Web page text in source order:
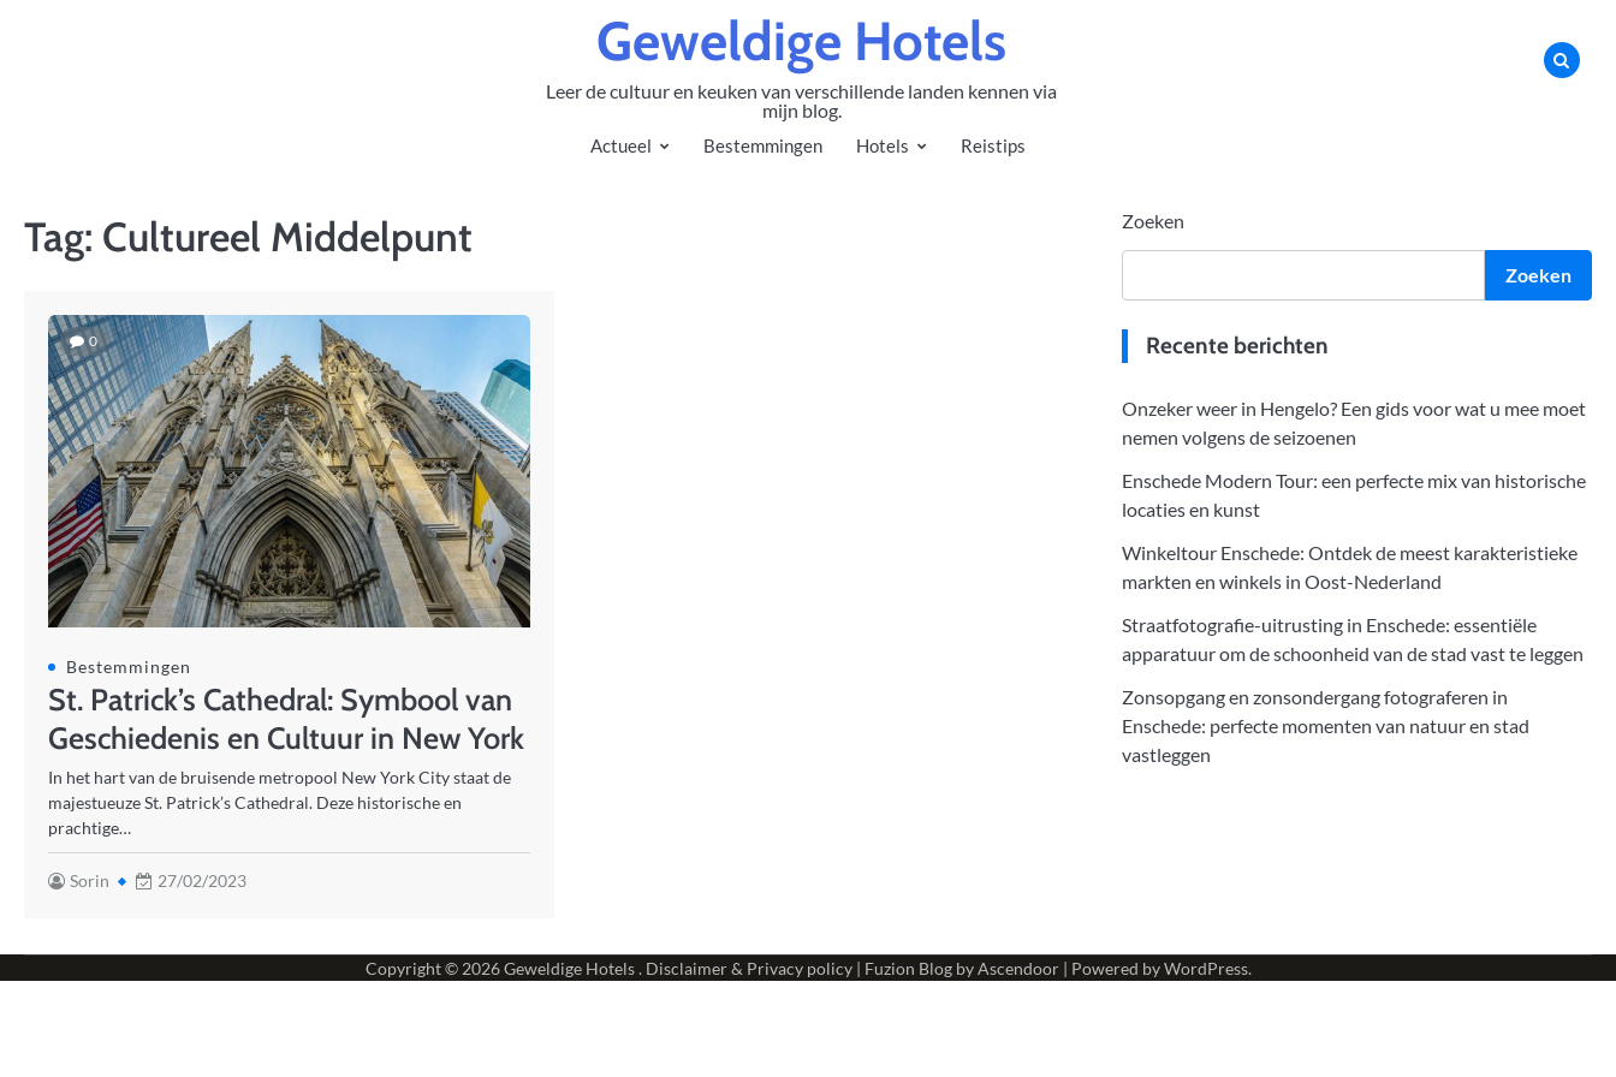
Geweldige Hotels
Leer de cultuur en keuken van verschillende landen kennen via
mijn blog.
Actueel Bestemmingen Hotels Reistips
Tag: Cultureel Middelpunt
0
Bestemmingen
St. Patrick’s Cathedral: Symbool van
Geschiedenis en Cultuur in New York
In het hart van de bruisende metropool New York City staat de
majestueuze St. Patrick’s Cathedral. Deze historische en
prachtige…
Sorin 27/02/2023
Zoeken
Zoeken
Recente berichten
Onzeker weer in Hengelo? Een gids voor wat u mee moet
nemen volgens de seizoenen
Enschede Modern Tour: een perfecte mix van historische
locaties en kunst
Winkeltour Enschede: Ontdek de meest karakteristieke
markten en winkels in Oost-Nederland
Straatfotografie-uitrusting in Enschede: essentiële
apparatuur om de schoonheid van de stad vast te leggen
Zonsopgang en zonsondergang fotograferen in
Enschede: perfecte momenten van natuur en stad
vastleggen
Copyright © 2026Geweldige Hotels. Disclaimer & Privacy policy| Fuzion Blog byAscendoor| Powered byWordPress.